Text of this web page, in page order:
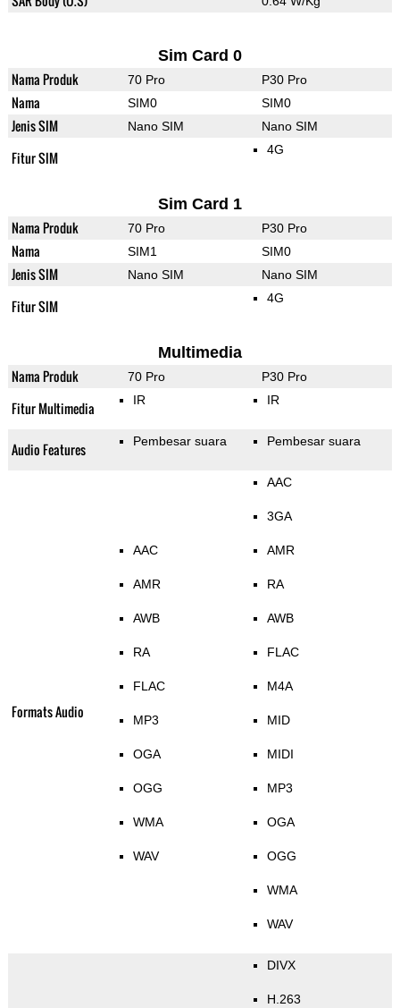
Sim Card 0
Nama Produk 70 Pro P30 Pro
Nama SIM0 SIM0
Jenis SIM Nano SIM Nano SIM
Fitur SIM 4G
Sim Card 1
Nama Produk 70 Pro P30 Pro
Nama SIM1 SIM0
Jenis SIM Nano SIM Nano SIM
Fitur SIM 4G
Multimedia
Nama Produk 70 Pro P30 Pro
Fitur Multimedia IR IR
Audio Features Pembesar suara Pembesar suara
Formats Audio
AAC
AMR
AWB
RA
FLAC
MP3
OGA
OGG
WMA
WAV
AAC
3GA
AMR
RA
AWB
FLAC
M4A
MID
MIDI
MP3
OGA
OGG
WMA
WAV
DIVX
H.263